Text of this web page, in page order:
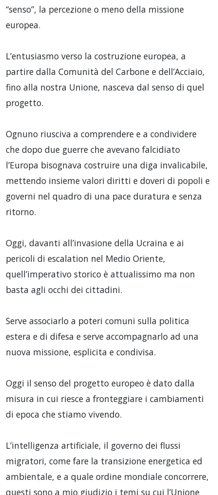
“senso”, la percezione o meno della missione
europea.
L’entusiasmo verso la costruzione europea, a
partire dalla Comunità del Carbone e dell’Acciaio,
fino alla nostra Unione, nasceva dal senso di quel
progetto.
Ognuno riusciva a comprendere e a condividere
che dopo due guerre che avevano falcidiato
l’Europa bisognava costruire una diga invalicabile,
mettendo insieme valori diritti e doveri di popoli e
governi nel quadro di una pace duratura e senza
ritorno.
Oggi, davanti all’invasione della Ucraina e ai
pericoli di escalation nel Medio Oriente,
quell’imperativo storico è attualissimo ma non
basta agli occhi dei cittadini.
Serve associarlo a poteri comuni sulla politica
estera e di difesa e serve accompagnarlo ad una
nuova missione, esplicita e condivisa.
Oggi il senso del progetto europeo è dato dalla
misura in cui riesce a fronteggiare i cambiamenti
di epoca che stiamo vivendo.
L’intelligenza artificiale, il governo dei flussi
migratori, come fare la transizione energetica ed
ambientale, e a quale ordine mondiale concorrere,
questi sono a mio giudizio i temi su cui l’Unione